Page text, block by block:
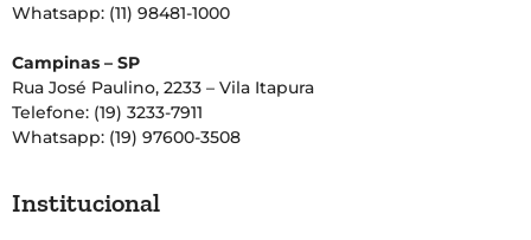
Whatsapp: (11) 98481-1000
Campinas – SP
Rua José Paulino, 2233 – Vila Itapura
Telefone: (19) 3233-7911
Whatsapp: (19) 97600-3508
Institucional